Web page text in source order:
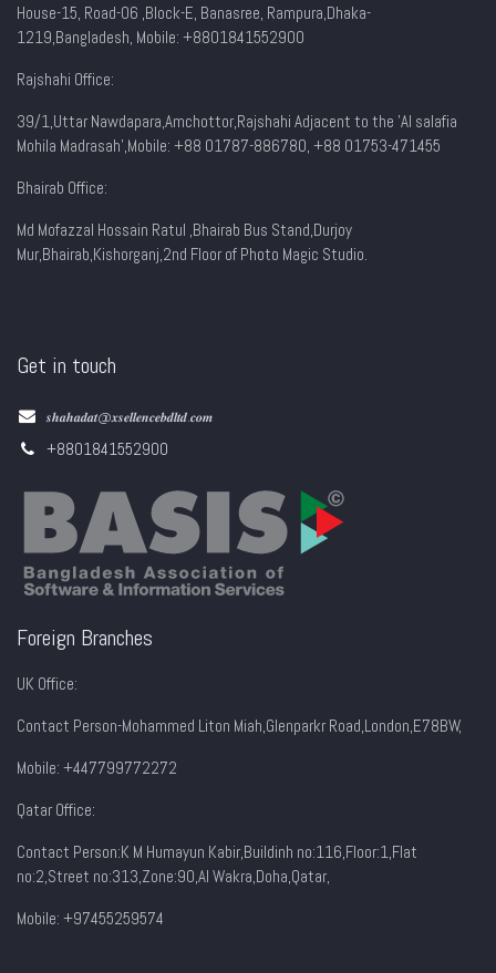
House-15, Road-06 ,Block-E, Banasree, Rampura,Dhaka-
1219,Bangladesh, Mobile: +8801841552900
Rajshahi Office:
39/1,Uttar Nawdapara,Amchottor,Rajshahi Adjacent to the 'Al salafia
Mohila Madrasah',Mobile: +88 01787-886780, +88 01753-471455
Bhairab Office:
Md Mofazzal Hossain Ratul ,Bhairab Bus Stand,Durjoy
Mur,Bhairab,Kishorganj,2nd Floor of Photo Magic Studio.
Get in touch
𝒔𝒉𝒂𝒉𝒂𝒅𝒂𝒕@𝒙𝒔𝒆𝒍𝒍𝒆𝒏𝒄𝒆𝒃𝒅𝒍𝒕𝒅.𝒄𝒐𝒎
+8801841552900
Foreign Branches
UK Office:
Contact Person-Mohammed Liton Miah,Glenparkr Road,London,E78BW,
Mobile: +447799772272
Qatar Office:
Contact Person:K M Humayun Kabir,Buildinh no:116,Floor:1,Flat
no:2,Street no:313,Zone:90,AI Wakra,Doha,Qatar,
Mobile: +97455259574